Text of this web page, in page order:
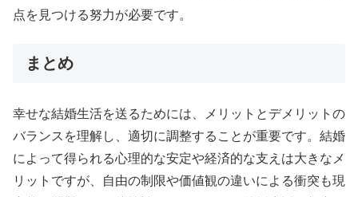
点を見つける努力が必要です。
まとめ
幸せな結婚生活を送るためには、メリットとデメリットの
バランスを理解し、適切に調整することが重要です。結婚
によって得られる心理的な安定や経済的な支えは大きなメ
リットですが、自由の制限や価値観の違いによる衝突も現